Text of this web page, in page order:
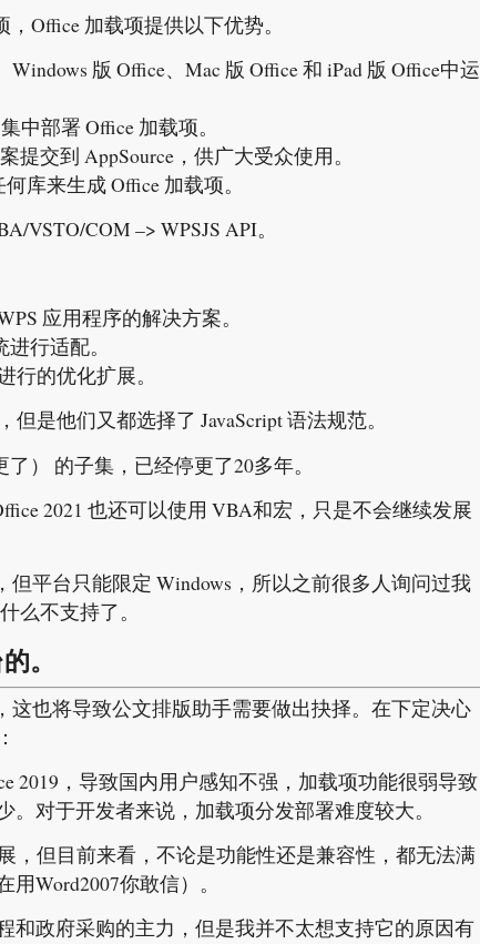
Office 加载项提供以下优势。
版 Office、Mac 版 Office 和 iPad 版 Office中运
部署 Office 加载项。
交到 AppSource，供广大受众使用。
库来生成 Office 加载项。
VSTO/COM –> WPSJS API。
应用程序的解决方案。
行适配。
行的优化扩展。
是他们又都选择了 JavaScript 语法规范。
） 的子集，已经停更了20多年。
2021 也还可以使用 VBA和宏，只是不会继续发展
平台只能限定 Windows，所以之前很多人询问过我
么不支持了。
的。
这也将导致公文排版助手需要做出抉择。在下定决心
2019，导致国内用户感知不强，加载项功能很弱导致
对于开发者来说，加载项分发部署难度较大。
，但目前来看，不论是功能性还是兼容性，都无法满
Word2007你敢信）。
和政府采购的主力，但是我并不太想支持它的原因有